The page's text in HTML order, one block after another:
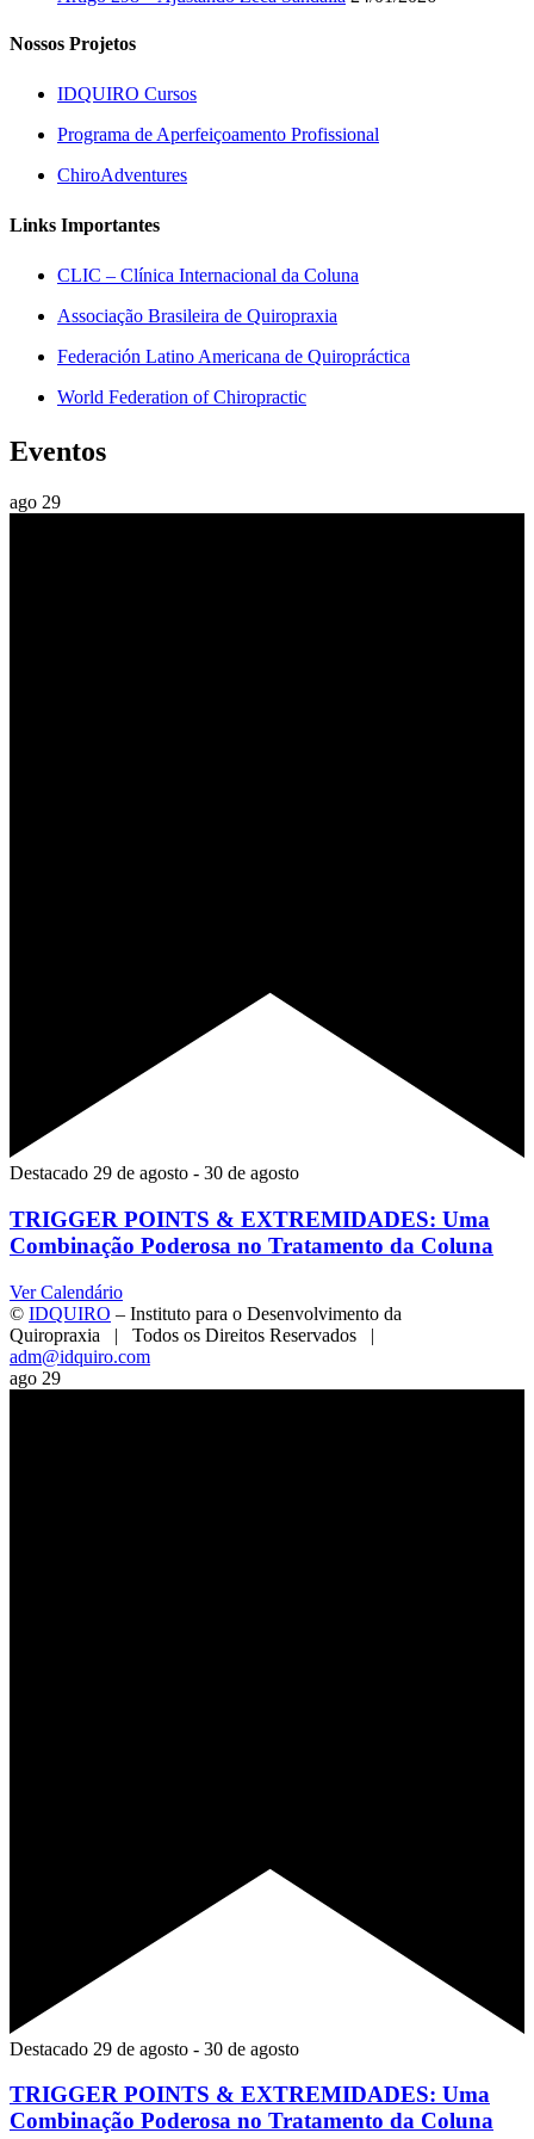
Nossos Projetos
IDQUIRO Cursos
Programa de Aperfeiçoamento Profissional
ChiroAdventures
Links Importantes
CLIC – Clínica Internacional da Coluna
Associação Brasileira de Quiropraxia
Federación Latino Americana de Quiropráctica
World Federation of Chiropractic
Eventos
ago 29
Destacado 29 de agosto - 30 de agosto
TRIGGER POINTS & EXTREMIDADES: Uma
Combinação Poderosa no Tratamento da Coluna
Ver Calendário
© IDQUIRO – Instituto para o Desenvolvimento da
Quiropraxia | Todos os Direitos Reservados |
adm@idquiro.com
Facebook
Instagram
X
LinkedIn
E-
Toggle
ago 29
Destacado 29 de agosto - 30 de agosto
TRIGGER POINTS & EXTREMIDADES: Uma
Combinação Poderosa no Tratamento da Coluna